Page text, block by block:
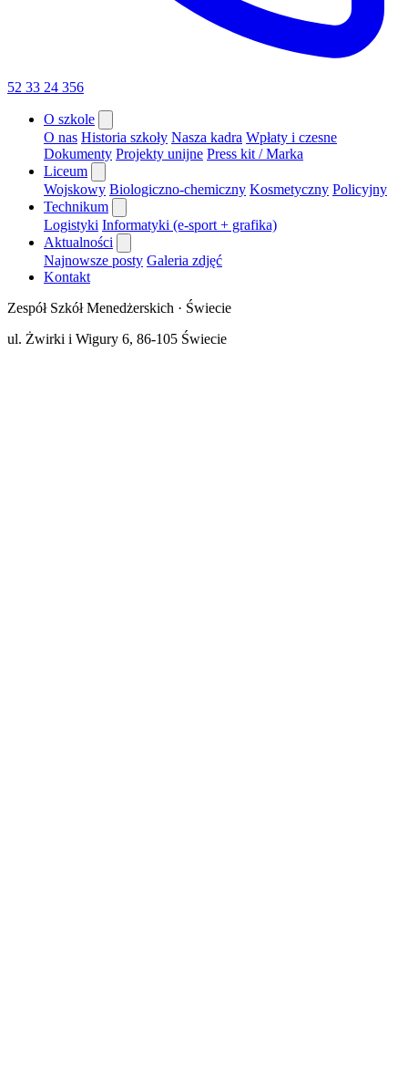
52 33 24 356
O szkole
O nas Historia szkoły Nasza kadra Wpłaty i czesne
Dokumenty Projekty unijne Press kit / Marka
Liceum
Wojskowy Biologiczno-chemiczny Kosmetyczny Policyjny
Technikum
Logistyki Informatyki (e-sport + grafika)
Aktualności
Najnowsze posty Galeria zdjęć
Kontakt
Zespół Szkół Menedżerskich · Świecie
ul. Żwirki i Wigury 6, 86-105 Świecie